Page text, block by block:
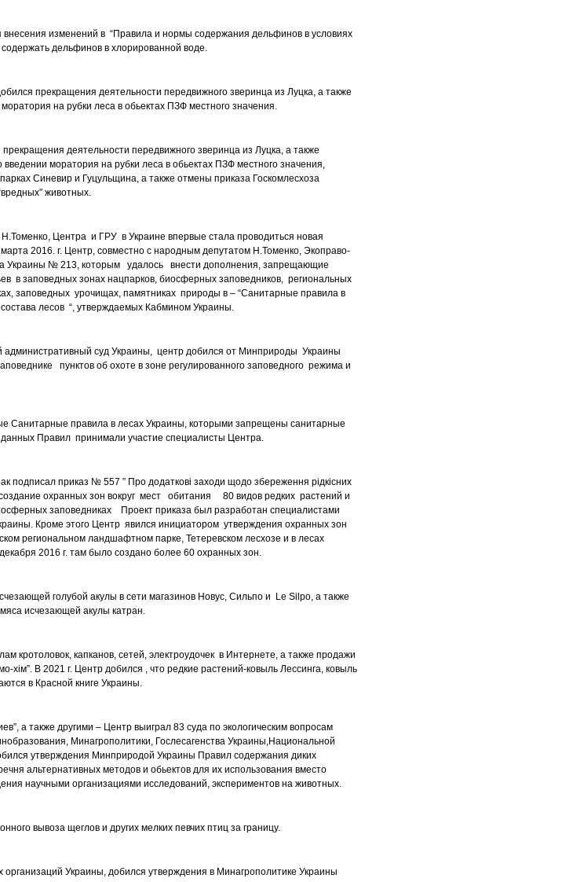
внесения изменений в “Правила и нормы содержания дельфинов в условиях
дельфинов в хлорированной воде.
прекращения деятельности передвижного зверинца из Луцка, а также
на рубки леса в обьектах ПЗФ местного значения.
деятельности передвижного зверинца из Луцка, а также
моратория на рубки леса в обьектах ПЗФ местного значения,
Синевир и Гуцульщина, а также отмены приказа Госкомлесхоза
животных.
Центра и ГРУ в Украине впервые стала проводиться новая
2016. г. Центр, совместно с народным депутатом Н.Томенко, Экоправо-
Украины № 213, которым удалось внести дополнения, запрещающие
в заповедных зонах нацпарков, биосферных заповедников, региональных
заповедных урочищах, памятниках природы в – “Санитарные правила в
лесов “, утверждаемых Кабмином Украины.
административный суд Украины, центр добился от Минприроды Украины
пунктов об охоте в зоне регулированного заповедного режима и
Санитарные правила в лесах Украины, которыми запрещены санитарные
данных Правил принимали участие специалисты Центра.
подписал приказ № 557 ” Про додаткові заходи щодо збереження рідкісних
создание охранных зон вокруг мест обитания 80 видов редких растений и
заповедниках Проект приказа был разработан специалистами
Кроме этого Центр явился инициатором утверждения охранных зон
региональном ландшафтном парке, Тетеревском лесхозе и в лесах
2016 г. там было создано более 60 охранных зон.
голубой акулы в сети магазинов Новус, Сильпо и Le Silpo, а также
исчезающей акулы катран.
кротоловок, капканов, сетей, электроудочек в Интернете, а также продажи
хім”. В 2021 г. Центр добился , что редкие растений-ковыль Лессинга, ковыль
в Красной книге Украины.
а также другими – Центр выиграл 83 суда по экологическим вопросам
Минагрополитики, Гослесагенства Украины,Национальной
утверждения Минприродой Украины Правил содержания диких
альтернативных методов и обьектов для их использования вместо
научными организациями исследований, экспериментов на животных.
вывоза щеглов и других мелких певчих птиц за границу.
Украины, добился утверждения в Минагрополитике Украины